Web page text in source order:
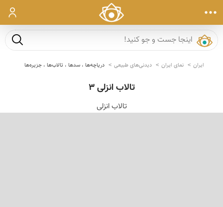
ورود
جست و
ایران نمای ایران دیدنی‌های طبیعی دریاچه‌ها ، سدها ، تالاب‌ها ، جزیره‌ها
تالاب انزلی 3
تالاب انزلی